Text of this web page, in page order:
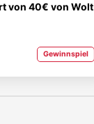
von 40€ von Wolt
Gewinnspiel